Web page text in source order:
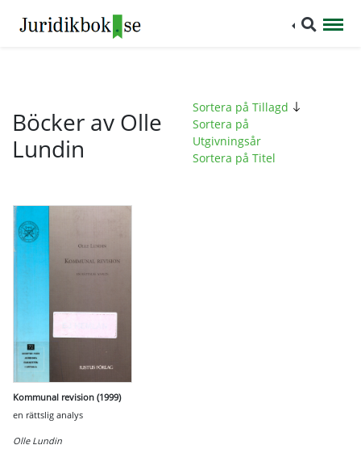
Böcker av Olle
Lundin
Sortera på Tillagd
Sortera på
Utgivningsår
Sortera på Titel
Kommunal revision (1999)
en rättslig analys
Olle Lundin